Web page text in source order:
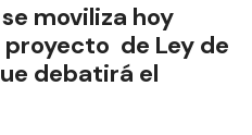
moviliza hoy
de Ley de
debatirá el